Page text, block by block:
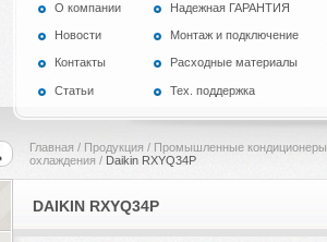
О компании
Новости
Контакты
Статьи
Надежная ГАРАНТИЯ
Монтаж и подключение
Расходные материалы
Тех. поддержка
Главная / Продукция / Промышленные кондиционеры
охлаждения / Daikin RXYQ34P
DAIKIN RXYQ34P